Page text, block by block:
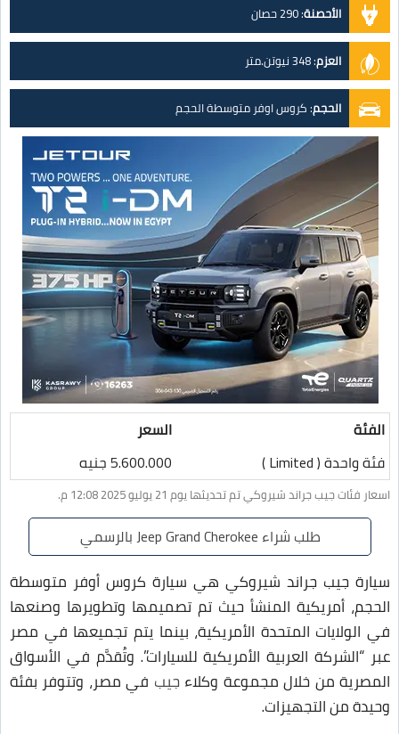
الأحصنة:290 حصان
العزم:348 نيوتن.متر
الحجم:كروس اوفر متوسطة الحجم
الفئة
السعر
فئة واحدة ( Limited )
5.600.000 جنيه
اسعار فئات جيب جراند شيروكي تم تحديثها يوم 21 يوليو 2025 12:08 م.
طلب شراء Jeep Grand Cherokee بالرسمي
سيارة جيب جراند شيروكي هي سيارة كروس أوفر متوسطة
الحجم، أمريكية المنشأ حيث تم تصميمها وتطويرها وصنعها
في الولايات المتحدة الأمريكية، بينما يتم تجميعها في مصر
عبر “الشركة العربية الأمريكية للسيارات”. وتُقدَّم في الأسواق
المصرية من خلال مجموعة وكلاءجيب في مصر، وتتوفر بفئة
وحيدة من التجهيزات.